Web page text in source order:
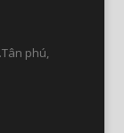
phú,